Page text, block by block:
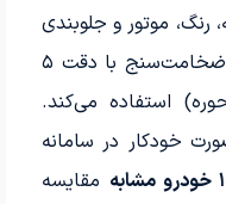
رنگ، موتور و جلوبندی
از ابزارهای دیجیتال با دقت بالا (ضخامت‌سنج با دقت ۵
استفاده می‌کند.
خودکار در سامانه
مقایسه